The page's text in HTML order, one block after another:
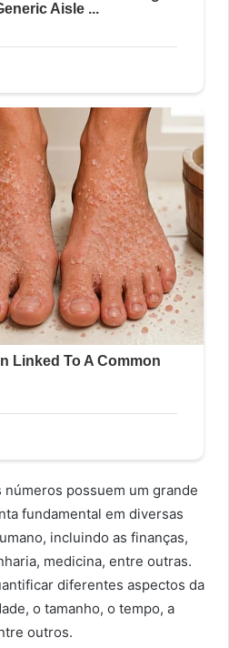
números possuem um grande
fundamental em diversas
incluindo as finanças,
medicina, entre outras.
diferentes aspectos da
o tamanho, o tempo, a
outros.